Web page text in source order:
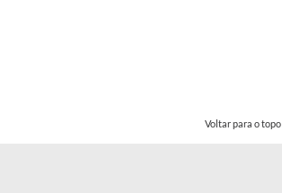
Voltar para o topo